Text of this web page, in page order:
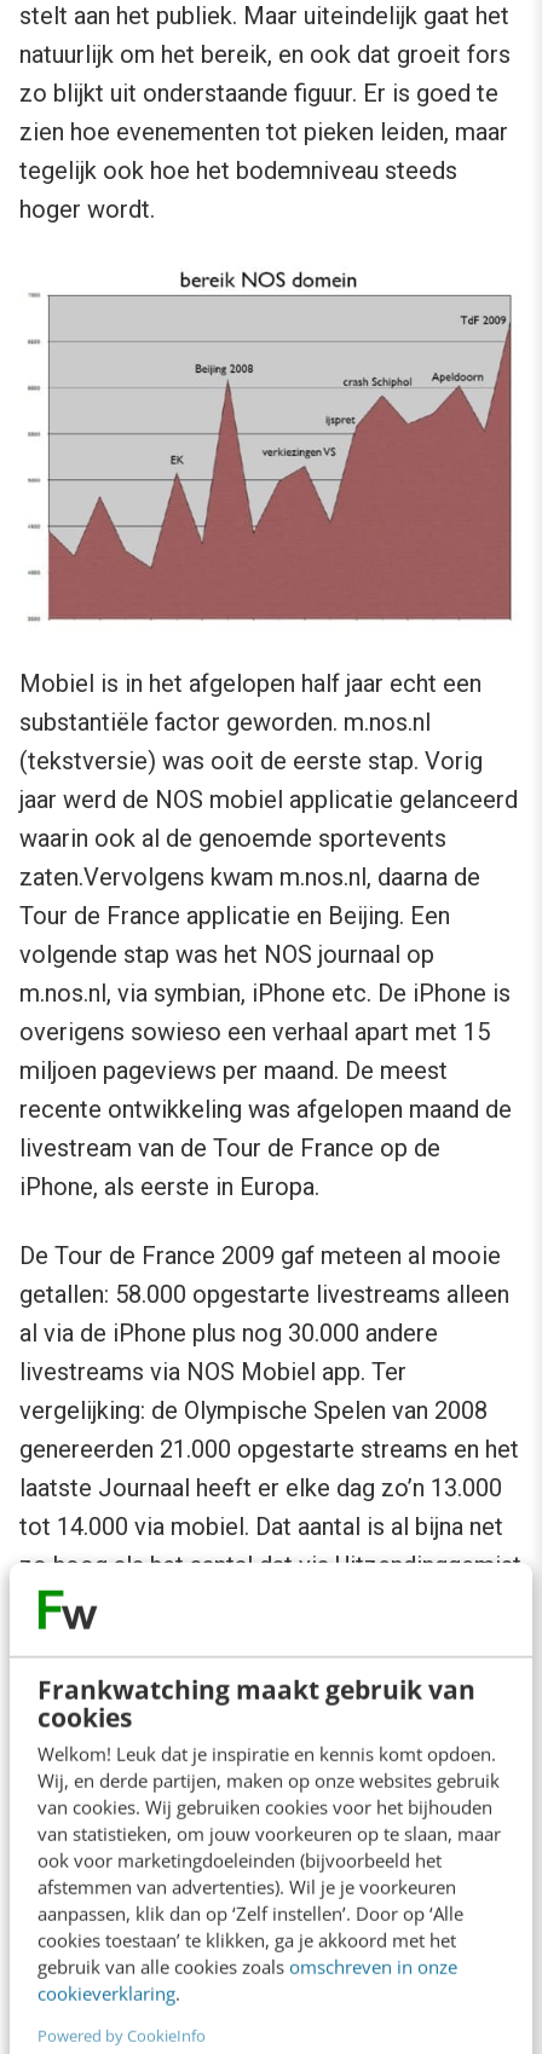
Frankwatching maakt gebruik van
cookies
Welkom! Leuk dat je inspiratie en kennis komt opdoen.
Wij, en derde partijen, maken op onze websites gebruik
van cookies. Wij gebruiken cookies voor het bijhouden
van statistieken, om jouw voorkeuren op te slaan, maar
ook voor marketingdoeleinden (bijvoorbeeld het
afstemmen van advertenties). Wil je je voorkeuren
aanpassen, klik dan op ‘Zelf instellen’. Door op ‘Alle
cookies toestaan’ te klikken, ga je akkoord met het
gebruik van alle cookies zoals omschreven in onze
cookieverklaring.
Powered by CookieInfo
stelt aan het publiek. Maar uiteindelijk gaat het
natuurlijk om het bereik, en ook dat groeit fors
zo blijkt uit onderstaande figuur. Er is goed te
zien hoe evenementen tot pieken leiden, maar
tegelijk ook hoe het bodemniveau steeds
hoger wordt.
Mobiel is in het afgelopen half jaar echt een
substantiële factor geworden. m.nos.nl
(tekstversie) was ooit de eerste stap. Vorig
jaar werd de NOS mobiel applicatie gelanceerd
waarin ook al de genoemde sportevents
zaten.Vervolgens kwam m.nos.nl, daarna de
Tour de France applicatie en Beijing. Een
volgende stap was het NOS journaal op
m.nos.nl, via symbian, iPhone etc. De iPhone is
overigens sowieso een verhaal apart met 15
miljoen pageviews per maand. De meest
recente ontwikkeling was afgelopen maand de
livestream van de Tour de France op de
iPhone, als eerste in Europa.
De Tour de France 2009 gaf meteen al mooie
getallen: 58.000 opgestarte livestreams alleen
al via de iPhone plus nog 30.000 andere
livestreams via NOS Mobiel app. Ter
vergelijking: de Olympische Spelen van 2008
genereerden 21.000 opgestarte streams en het
laatste Journaal heeft er elke dag zo’n 13.000
tot 14.000 via mobiel. Dat aantal is al bijna net
zo hoog als het aantal dat via Uitzendinggemist
wordt opgevraagd. Ineens zie je nu ook in de
op nummer 15 verschijnen, hoger dan
bijvoorbeeld de portals van de omroepen. Dit
terwijl een deel van het mobiele verkeer nog
niet gemeten kan worden. “Kortom: mobiel is
booming”, aldus Stekelenburg.